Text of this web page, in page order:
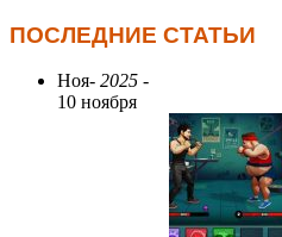
ПОСЛЕДНИЕ СТАТЬИ
Ноя- 2025 -
10 ноября